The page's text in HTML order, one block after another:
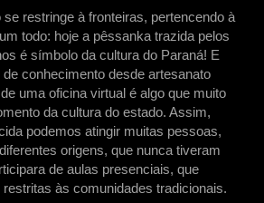
se restringe à fronteiras, pertencendo à
todo: hoje a pêssanka trazida pelos
é símbolo da cultura do Paraná! E
conhecimento desde artesanato
uma oficina virtual é algo que muito
da cultura do estado. Assim,
podemos atingir muitas pessoas,
origens, que nunca tiveram
de aulas presenciais, que
às comunidades tradicionais.